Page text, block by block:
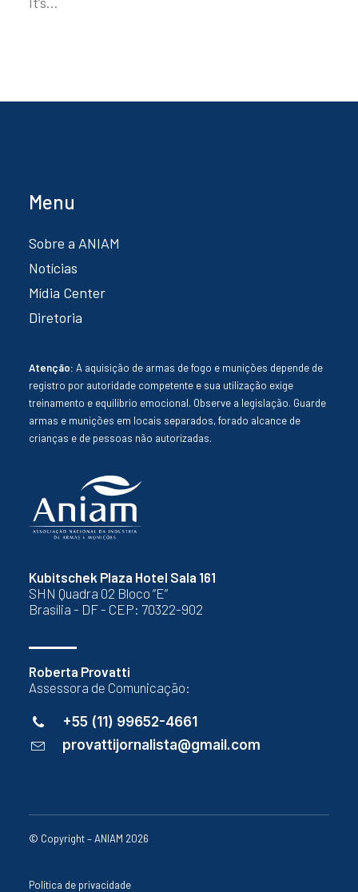
Kubitschek Plaza Hotel Sala 161
SHN Quadra 02 Bloco “E”
Brasília - DF - CEP: 70322-902
Roberta Provatti
Assessora de Comunicação:
+55 (11) 99652-4661
provattijornalista@gmail.com
Menu
Sobre a ANIAM
Notícias
Mídia Center
Diretoria
Atenção: A aquisição de armas de fogo e munições depende de
registro por autoridade competente e sua utilização exige
treinamento e equilíbrio emocional. Observe a legislação. Guarde
armas e munições em locais separados, forado alcance de
crianças e de pessoas não autorizadas.
© Copyright – ANIAM 2026
Política de privacidade